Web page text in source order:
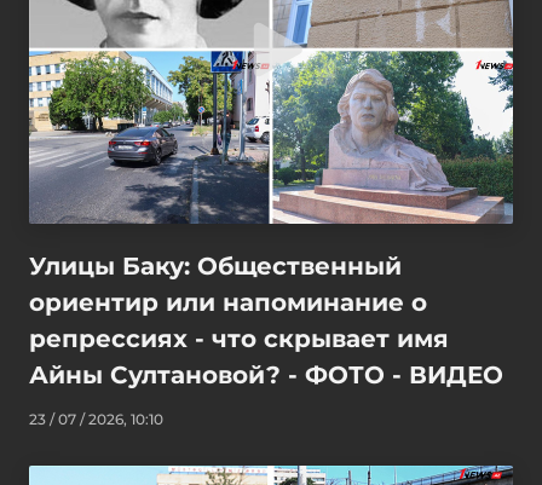
Улицы Баку: Общественный
ориентир или напоминание о
репрессиях - что скрывает имя
Айны Султановой? - ФОТО - ВИДЕО
23 / 07 / 2026, 10:10